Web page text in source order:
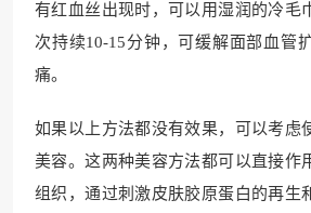
有红血丝出现时，可以用湿润的冷毛
次持续10-15分钟，可缓解面部血管
痛。
如果以上方法都没有效果，可以考虑
美容。这两种美容方法都可以直接作
组织，通过刺激皮肤胶原蛋白的再生